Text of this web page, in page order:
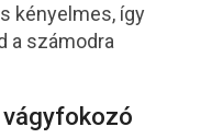
kényelmes, így
a számodra